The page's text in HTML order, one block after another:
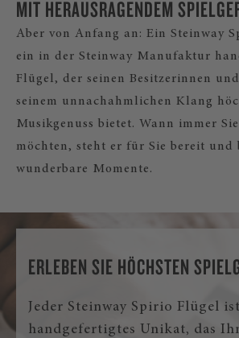
MIT HERAUSRAGENDEM
Aber von Anfang an: Ein Steinway
ein in der Steinway Manufaktur
Flügel, der seinen Besitzerinnen
seinem unnachahmlichen Klang
Musikgenuss bietet. Wann immer
möchten, steht er für Sie bereit und
wunderbare Momente.
ERLEBEN SIE HÖCHSTEN
Jeder Steinway Spirio Flügel
handgefertigtes Unikat, das